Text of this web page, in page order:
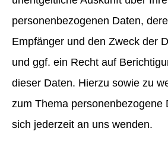
personenbezogenen Daten,
Empfänger und den Zweck der
und ggf. ein Recht auf
dieser Daten. Hierzu sowie zu
zum Thema personenbezogene
sich jederzeit an uns wenden.